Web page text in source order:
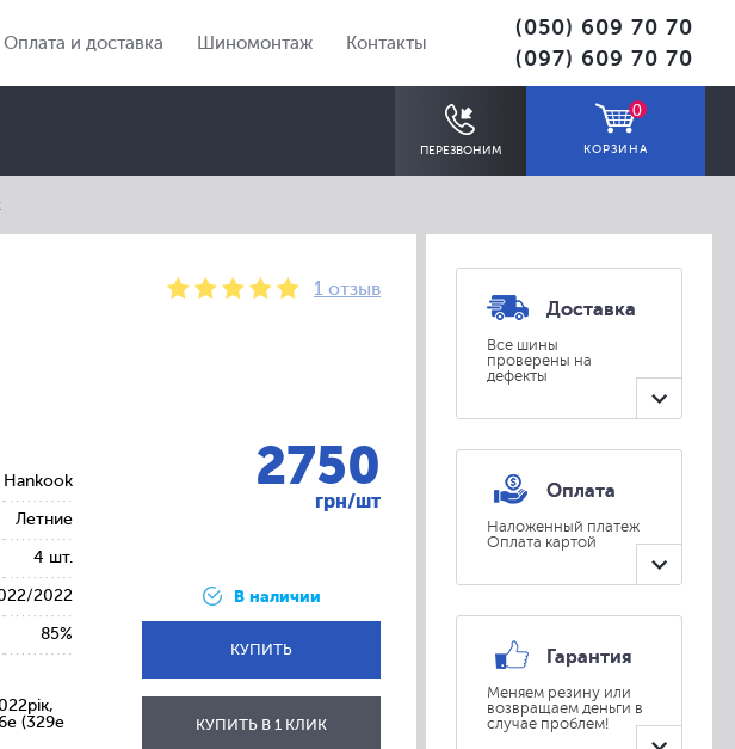
Оплата и доставка Шиномонтаж Контакты
(050) 609 70 70
(097) 609 70 70
ПЕРЕЗВОНИМ
0
КОРЗИНА
1 отзыв
Hankook
Летние
4 шт.
2022
85%
(329e
2750
грн/шт
В наличии
КУПИТЬ
ОТПРАВИТЬ
КУПИТЬ В 1 КЛИК
Доставка
Все шины
проверены на
дефекты
Оплата
Наложенный платеж
Оплата картой
Гарантия
Меняем резину или
возвращаем деньги в
случае проблем!